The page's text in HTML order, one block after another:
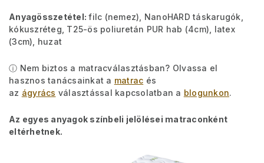
Anyagösszetétel:filc (nemez), NanoHARD táskarugók,
kókuszréteg, T25-ös poliuretán PUR hab (4cm), latex
(3cm), huzat
ⓘ Nem biztos a matracválasztásban? Olvassa el
hasznos tanácsainkat a matrac és
az ágyrács választással kapcsolatban a blogunkon.
Az egyes anyagok színbeli jelölései matraconként
eltérhetnek.